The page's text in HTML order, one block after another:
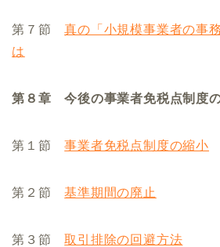
第７節真の「小規模事業者の事
は
第８章 今後の事業者免税点制度
第１節事業者免税点制度の縮小
第２節基準期間の廃止
第３節取引排除の回避方法